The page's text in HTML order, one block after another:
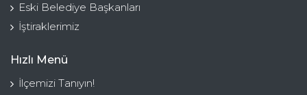
Eski Belediye Başkanları
İştiraklerimiz
Hızlı Menü
İlçemizi Tanıyın!